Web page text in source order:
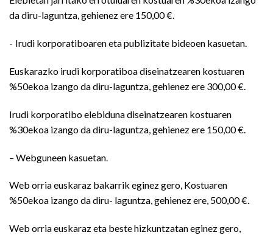
da diru-laguntza, gehienez ere 150,00 €.
- Irudi korporatiboaren eta publizitate bideoen kasuetan.
Euskarazko irudi korporatiboa diseinatzearen kostuaren
%50ekoa izango da diru-laguntza, gehienez ere 300,00 €.
Irudi korporatibo elebiduna diseinatzearen kostuaren
%30ekoa izango da diru-laguntza, gehienez ere 150,00 €.
– Webguneen kasuetan.
Web orria euskaraz bakarrik eginez gero, Kostuaren
%50ekoa izango dadiru- laguntza, gehienez ere, 500,00 €.
Web orria euskaraz eta beste hizkuntzatan eginez gero,